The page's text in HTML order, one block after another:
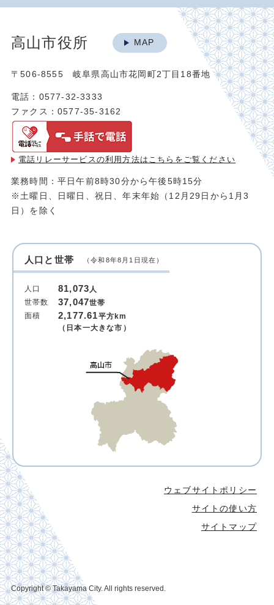
高山市役所 MAP
〒506-8555 岐阜県高山市花岡町2丁目18番地
電話：0577-32-3333
ファクス：0577-35-3162
電話リレーサービスの利用方法は こちらをご覧ください
業務時間：平日午前8時30分から午後5時15分
※土曜日、日曜日、祝日、年末年始（12月29日から1月3
日）を除く
人口と世帯 （令和8年8月1日現在）
人口 81,073人
世帯数
37,047世帯
面積
2,177.61平方km
（日本一大きな市）
ウェブサイトポリシー
サイトの使い方
サイトマップ
Copyright © Takayama City. All rights reserved.